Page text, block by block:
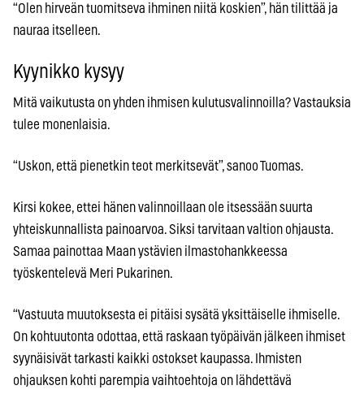
“Olen hirveän tuomitseva ihminen niitä koskien”, hän tilittää ja
nauraa itselleen.
Kyynikko kysyy
Mitä vaikutusta on yhden ihmisen kulutusvalinnoilla? Vastauksia
tulee monenlaisia.
“Uskon, että pienetkin teot merkitsevät”, sanoo Tuomas.
Kirsi kokee, ettei hänen valinnoillaan ole itsessään suurta
yhteiskunnallista painoarvoa. Siksi tarvitaan valtion ohjausta.
Samaa painottaa Maan ystävien ilmastohankkeessa
työskentelevä Meri Pukarinen.
“Vastuuta muutoksesta ei pitäisi sysätä yksittäiselle ihmiselle.
On kohtuutonta odottaa, että raskaan työpäivän jälkeen ihmiset
syynäisivät tarkasti kaikki ostokset kaupassa. Ihmisten
ohjauksen kohti parempia vaihtoehtoja on lähdettävä